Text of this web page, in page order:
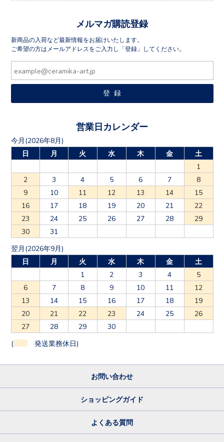
メルマガ購読登録
新商品の入荷など最新情報をお届けいたします。
ご希望の方はメールアドレスをご入力し「登録」してください。
営業日カレンダー
今月(2026年8月)
日
月 火 水 木 金
土
1
2
3 4 5 6 7
8
9
10 11 12 13 14
15
16
17 18 19 20 21
22
23
24 25 26 27 28
29
30
31
翌月(2026年9月)
日
月 火 水 木 金
土
1
2 3 4
5
6
7 8 9 10 11
12
13
14 15 16 17 18
19
20
21 22 23 24 25
26
27
28 29 30
( 発送業務休日)
お問い合わせ
ショッピングガイド
よくある質問